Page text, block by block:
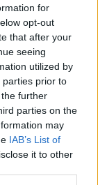
for
opt-out
that after your
seeing
utilized by
parties prior to
further
parties on the
may
IAB’s List of
it to other
έρευνα